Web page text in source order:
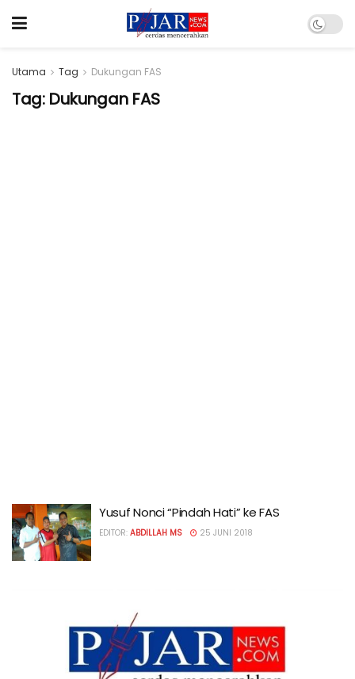
Utama Tag Dukungan FAS
Tag: Dukungan FAS
Yusuf Nonci “Pindah Hati” ke FAS
EDITOR: ABDILLAH MS 25 JUNI 2018